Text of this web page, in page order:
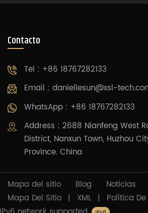
Contacto
Tel : +86 18767282133
Email : daniellesun@xsl-
WhatsApp : +86 18767282133
Address : 2688 Nianfeng West
District, Nanxun Town, Huzhou
Province. China
Mapa del sitio Blog
Noticias
Mapa Del Sitio | XML | Política